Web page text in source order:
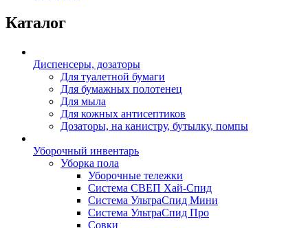
Каталог
Диспенсеры, дозаторы
Для туалетной бумаги
Для бумажных полотенец
Для мыла
Для кожных антисептиков
Дозаторы, на канистру, бутылку, помпы
Уборочный инвентарь
Уборка пола
Уборочные тележки
Система СВЕП Хай-Спид
Система УльтраСпид Мини
Система УльтраСпид Про
Совки